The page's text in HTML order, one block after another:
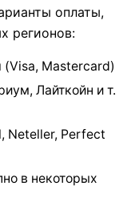
оплаты,
регионов:
(Visa, Mastercard)
Лайткойн и т.
Neteller, Perfect
в некоторых